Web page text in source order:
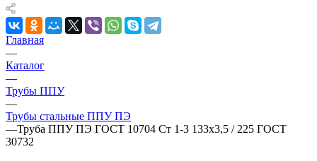
Главная
—
Каталог
—
Трубы ППУ
—
Трубы стальные ППУ ПЭ
—Труба ППУ ПЭ ГОСТ 10704 Ст 1-3 133x3,5 / 225 ГОСТ
30732